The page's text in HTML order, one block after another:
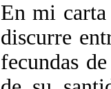
En mi
discurre
fecundas